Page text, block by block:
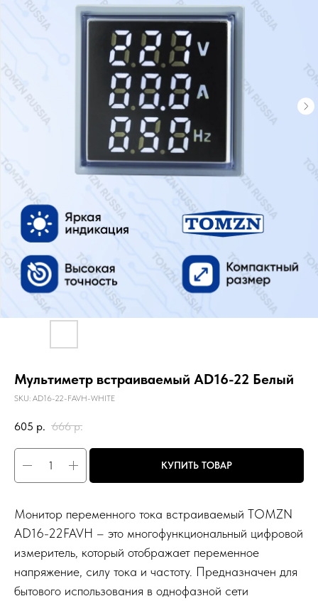
Мультиметр встраиваемый AD16-22 Белый
SKU: AD16-22-FAVH-WHITE
605 р. 666 р.
КУПИТЬ ТОВАР
Монитор переменного тока встраиваемый TOMZN
AD16-22FAVH – это многофункциональный цифровой
измеритель, который отображает переменное
напряжение, силу тока и частоту. Предназначен для
бытового использования в однофазной сети